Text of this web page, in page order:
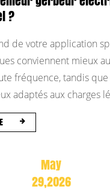
?
de votre application
conviennent mieux
fréquence, tandis
adaptés aux charges
May
29,2026